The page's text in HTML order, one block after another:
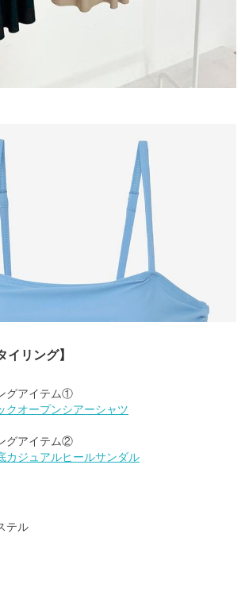
イリング】
クオープンシアーシャツ
カジュアルヒールサンダル
テル